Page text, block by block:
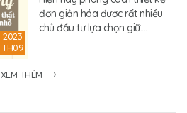
2023
TH09
đơn giản hóa được rất nhiều
chủ đầu tư lựa chọn giữ....
XEM THÊM